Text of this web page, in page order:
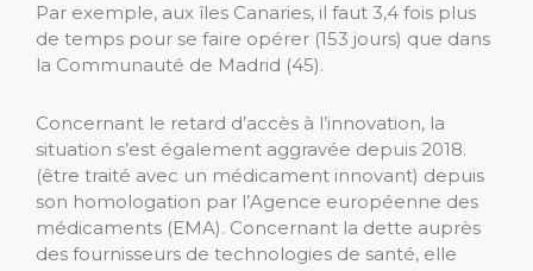
Par exemple, aux îles Canaries, il faut 3,4 fois plus
de temps pour se faire opérer (153 jours) que dans
la Communauté de Madrid (45).
Concernant le retard d’accès à l’innovation, la
situation s’est également aggravée depuis 2018.
(être traité avec un médicament innovant) depuis
son homologation par l’Agence européenne des
médicaments (EMA). Concernant la dette auprès
des fournisseurs de technologies de santé, elle